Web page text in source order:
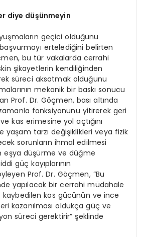
diye düşünmeyin
geçici olduğunu
ertelediğini belirten
bu tür vakalarda cerrahi
şikayetlerin kendiliğinden
süreci aksatmak olduğunu
mekanik bir baskı sonucu
Prof. Dr. Göçmen, bası altında
fonksiyonunu yitirerek geri
kas erimesine yol açtığını
yaşam tarzı değişiklikleri veya fizik
sorunların ihmal edilmesi
eşya düşürme ve düğme
güç kayıplarının
Prof. Dr. Göçmen, “Bu
yapılacak bir cerrahi müdahale
kas gücünün ve ince
kazanılması oldukça güç ve
süreci gerektirir” şeklinde